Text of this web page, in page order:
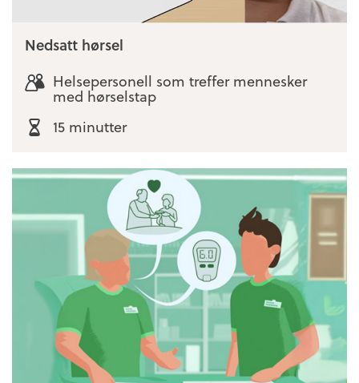
Nedsatt hørsel
Helsepersonell som treffer mennesker
med hørselstap
15 minutter